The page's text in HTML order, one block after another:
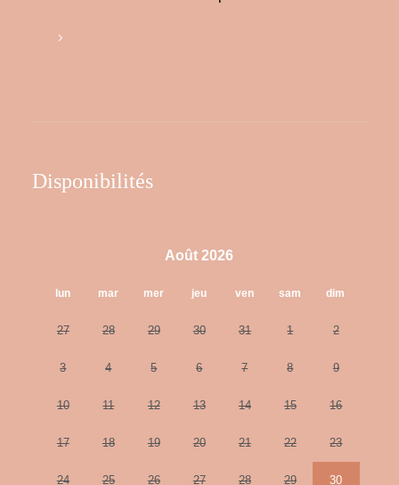
Disponibilités
Août 2026
lun mar mer jeu ven sam dim
27 28 29 30 31 1 2
3 4 5 6 7 8 9
10 11 12 13 14 15 16
17 18 19 20 21 22 23
24 25 26 27 28 29 30